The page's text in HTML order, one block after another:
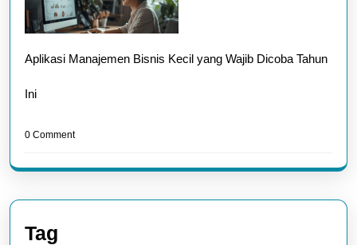
Aplikasi Manajemen Bisnis Kecil yang Wajib Dicoba Tahun
Ini
0 Comment
Tag